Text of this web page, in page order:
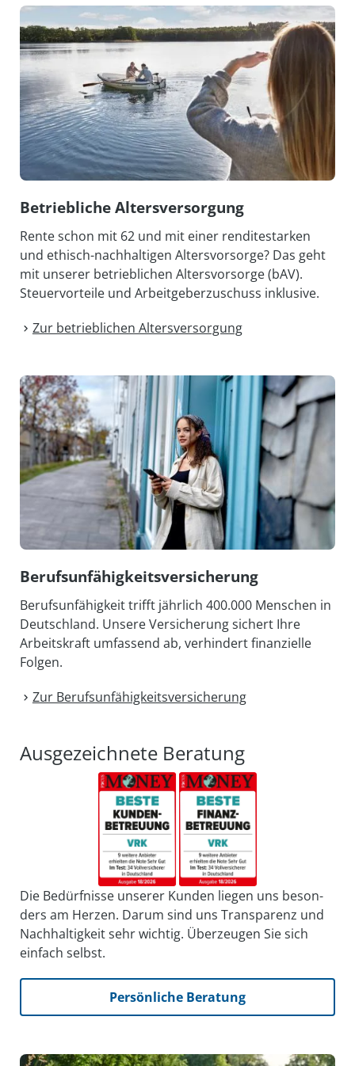
Betriebliche Altersversorgung
Rente schon mit 62 und mit einer renditestarken
und ethisch-nachhaltigen Altersvorsorge? Das geht
mit unserer betrieblichen Altersvorsorge (bAV).
Steuervorteile und Arbeitgeberzuschuss inklusive.
Zur betrieblichen Altersversorgung
Berufs­unfähigkeits­versicherung
Berufsunfähigkeit trifft jährlich 400.000 Menschen in
Deutschland. Unsere Versicherung sichert Ihre
Arbeitskraft umfassend ab, verhindert finanzielle
Folgen.
Zur Berufs­unfähigkeits­versicherung
Ausgezeichnete Beratung
Die Bedürfnisse unserer Kunden liegen uns be­son­
ders am Herzen. Darum sind uns Trans­parenz und
Nach­haltig­keit sehr wichtig. Über­zeugen Sie sich
einfach selbst.
Persönliche Beratung